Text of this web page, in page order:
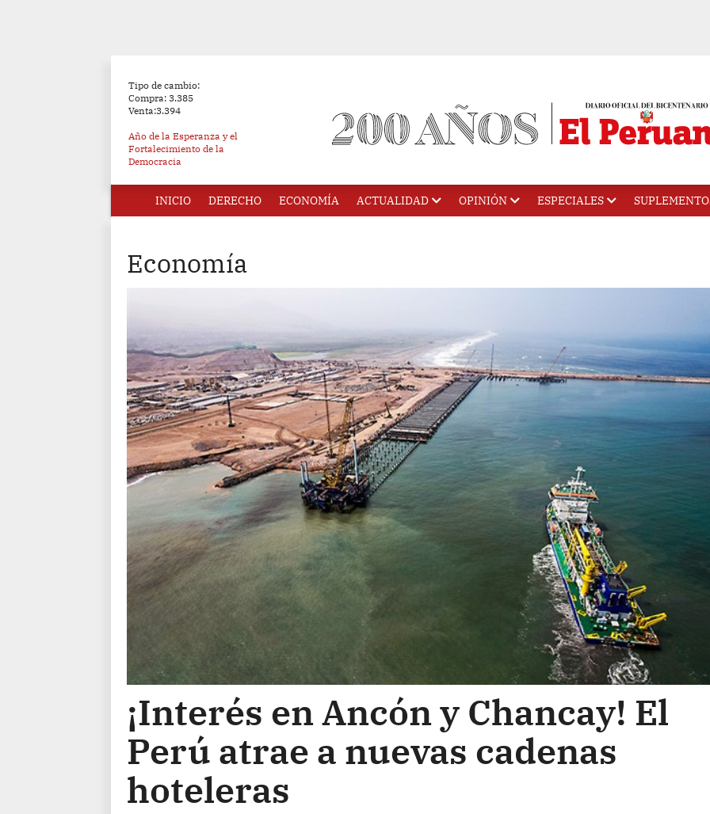
Tipo de cambio:
Compra: 3.385
Venta:3.394
Año de la Esperanza y el
Fortalecimiento de la
Democracia
INICIO DERECHO ECONOMÍA ACTUALIDAD OPINIÓN ESPECIALES
Economía
¡Interés en Ancón y Chancay! El
Perú atrae a nuevas cadenas
hoteleras